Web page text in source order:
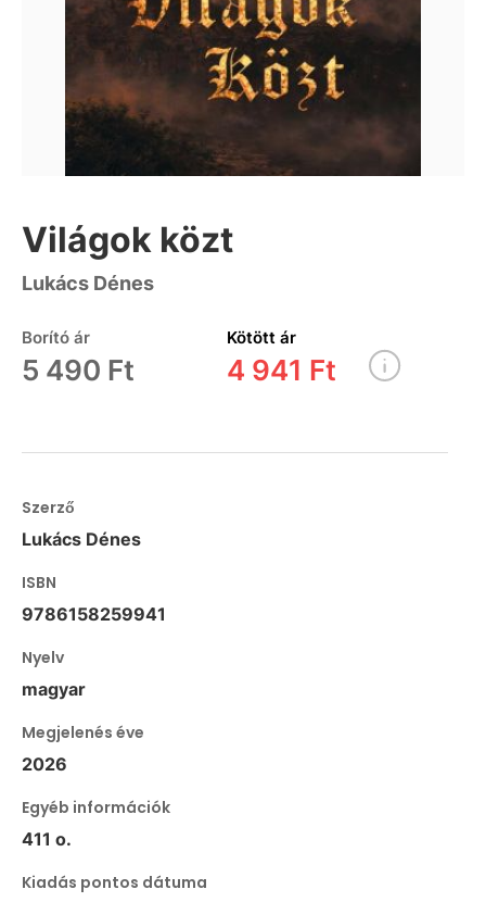
Világok közt
Lukács Dénes
Borító ár
5 490 Ft
Kötött ár
4 941 Ft
Szerző
Lukács Dénes
ISBN
9786158259941
Nyelv
magyar
Megjelenés éve
2026
Egyéb információk
411 o.
Kiadás pontos dátuma